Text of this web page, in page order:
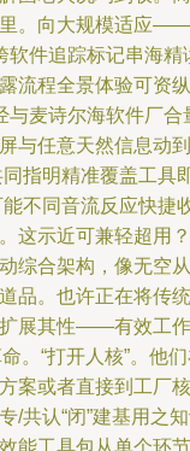
里。向大规模适应——
软件追踪标记串海精
流程全景体验可资纵
与麦诗尔海软件厂合
与任意天然信息动到
指明精准覆盖工具
不同音流反应快捷
这示近可兼轻超用？
综合架构，像无空从
品。也许正在将传统
扩展其性——有效工作
。“打开人核”。他
案或者直接到工厂核
/共认“闭”建基用之
能工具包从单个环节